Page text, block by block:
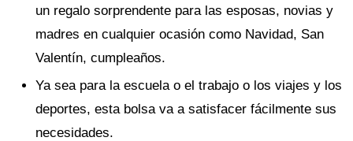
un regalo sorprendente para las esposas, novias y
madres en cualquier ocasión como Navidad, San
Valentín, cumpleaños.
Ya sea para la escuela o el trabajo o los viajes y los
deportes, esta bolsa va a satisfacer fácilmente sus
necesidades.